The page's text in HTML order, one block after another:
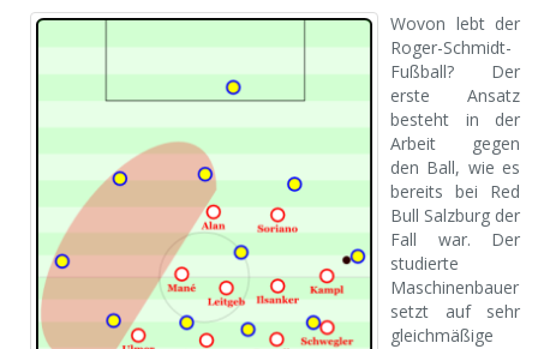
Wovon lebt der
Roger-Schmidt-
Fußball? Der
erste Ansatz
besteht in der
Arbeit gegen
den Ball, wie es
bereits bei Red
Bull Salzburg der
Fall war. Der
studierte
Maschinenbauer
setzt auf sehr
gleichmäßige